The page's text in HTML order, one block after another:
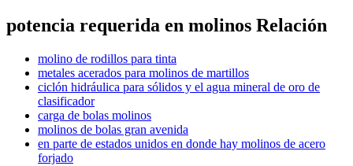
potencia requerida en molinos Relación
molino de rodillos para tinta
metales acerados para molinos de martillos
ciclón hidráulica para sólidos y el agua mineral de oro de
clasificador
carga de bolas molinos
molinos de bolas gran avenida
en parte de estados unidos en donde hay molinos de acero
forjado